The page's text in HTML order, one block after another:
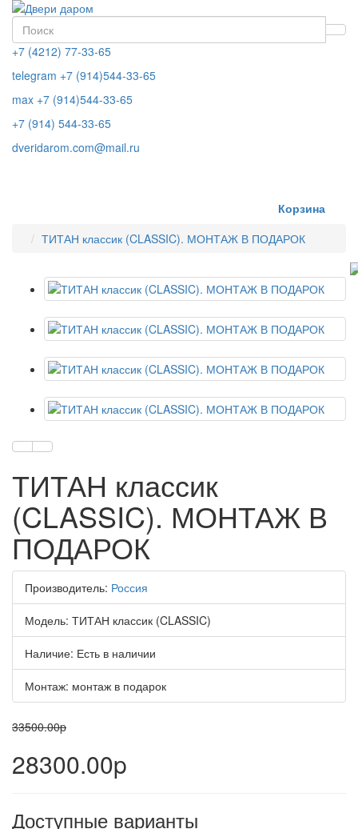
+7 (4212) 77-33-65
telegram +7 (914)544-33-65
max +7 (914)544-33-65
+7 (914) 544-33-65
dveridarom.com@mail.ru
Корзина
ТИТАН классик (CLASSIC). МОНТАЖ В ПОДАРОК
ТИТАН классик
(CLASSIC). МОНТАЖ В
ПОДАРОК
Производитель: Россия
Модель: ТИТАН классик (CLASSIC)
Наличие: Есть в наличии
Монтаж: монтаж в подарок
33500.00p
28300.00p
Доступные варианты